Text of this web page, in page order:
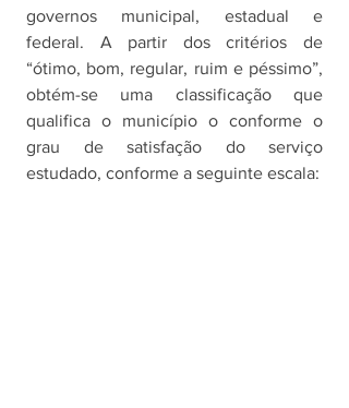
governos municipal, estadual e
federal. A partir dos critérios de
“ótimo, bom, regular, ruim e péssimo”,
obtém-se uma classificação que
qualifica o município o conforme o
grau de satisfação do serviço
estudado, conforme a seguinte escala: